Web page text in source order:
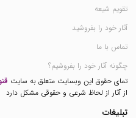
تقویم شیعه
آثار خود را بفروشید
تماس با ما
چگونه آثار خود را بفروشیم؟
تمای حقوق این وبسایت متعلق به سایت
از آثار از لحاظ شرعی و حقوقی مشکل دارد
تبلیغات